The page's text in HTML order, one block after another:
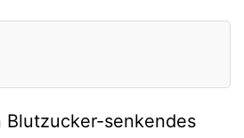
Blutzucker-senkendes